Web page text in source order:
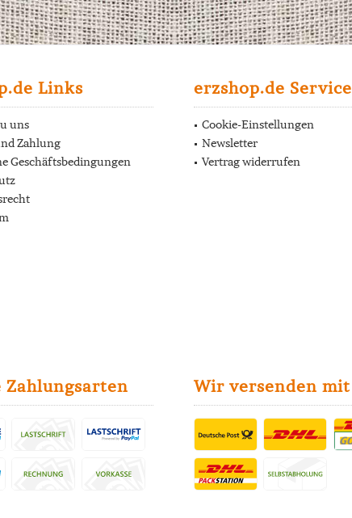
Links
uns
Zahlung
Geschäftsbedingungen
erzshop.de Service
Cookie-Einstellungen
Newsletter
Vertrag widerrufen
Zahlungsarten Wir versenden mit